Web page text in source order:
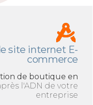
site internet E-
commerce
de boutique en
l'ADN de votre
entreprise